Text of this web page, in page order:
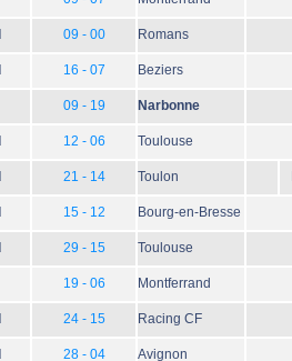
09 - 00 Romans
16 - 07 Beziers
09 - 19 Narbonne
12 - 06 Toulouse
21 - 14 Toulon
15 - 12 Bourg-en-Bresse
29 - 15 Toulouse
19 - 06 Montferrand
24 - 15 Racing CF
28 - 04 Avignon